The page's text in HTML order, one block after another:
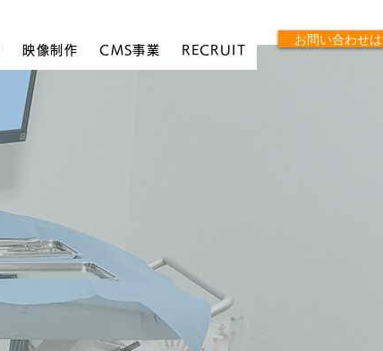
映像制作 CMS事業 RECRUIT
お問い合わせ